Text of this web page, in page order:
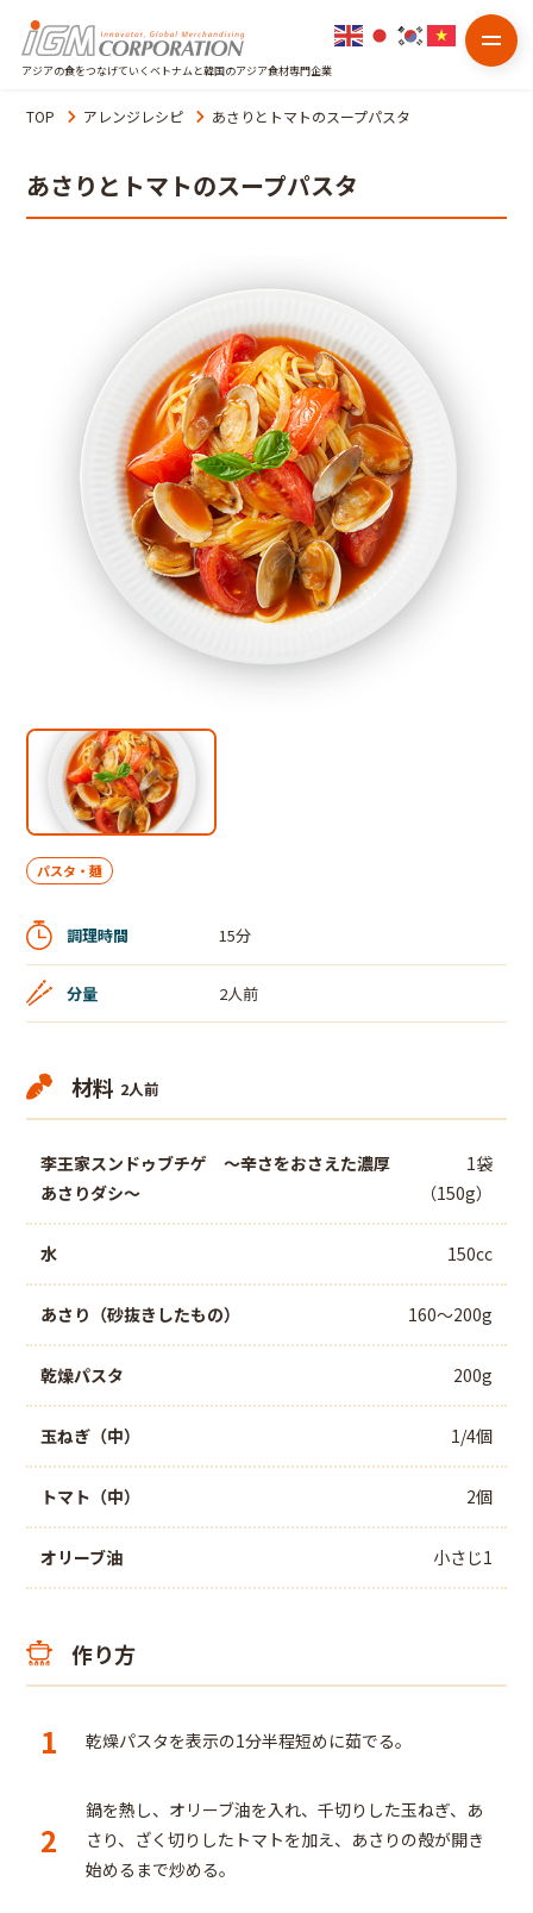
アジアの食をつなげていくベトナムと韓国のアジア食材専門企業
TOP アレンジレシピ あさりとトマトのスープパスタ
あさりとトマトのスープパスタ
パスタ・麺
調理時間 15分
分量 2人前
材料 2人前
李王家スンドゥブチゲ ～辛さをおさえた濃厚
あさりダシ～
1袋
（150g）
水 150cc
あさり（砂抜きしたもの） 160～200g
乾燥パスタ 200g
玉ねぎ（中） 1/4個
トマト（中） 2個
オリーブ油 小さじ1
作り方
1 乾燥パスタを表示の1分半程短めに茹でる。
2
鍋を熱し、オリーブ油を入れ、千切りした玉ねぎ、あ
さり、ざく切りしたトマトを加え、あさりの殻が開き
始めるまで炒める。